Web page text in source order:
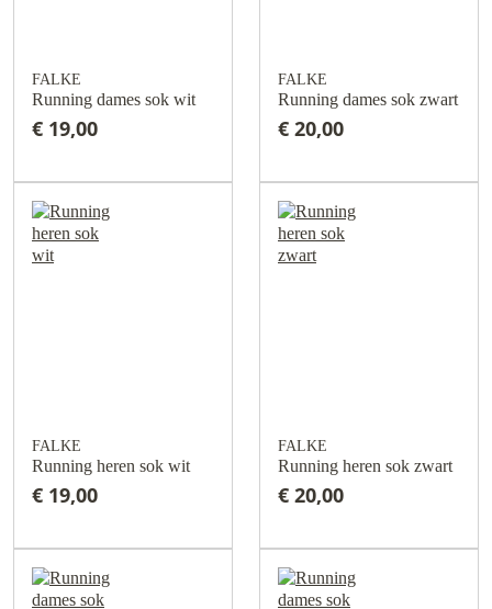
FALKE
Running dames sok wit
€ 19,00
FALKE
Running dames sok zwart
€ 20,00
FALKE
Running heren sok wit
€ 19,00
FALKE
Running heren sok zwart
€ 20,00